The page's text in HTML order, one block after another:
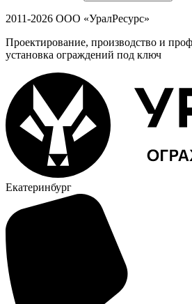
2011-2026 ООО «УралРесурс»
Проектирование, производство и
установка ограждений под ключ
Екатеринбург